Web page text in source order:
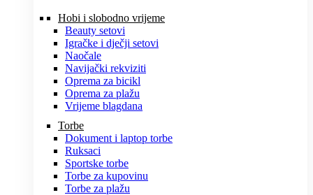
Hobi i slobodno vrijeme
Beauty setovi
Igračke i dječji setovi
Naočale
Navijački rekviziti
Oprema za bicikl
Oprema za plažu
Vrijeme blagdana
Torbe
Dokument i laptop torbe
Ruksaci
Sportske torbe
Torbe za kupovinu
Torbe za plažu